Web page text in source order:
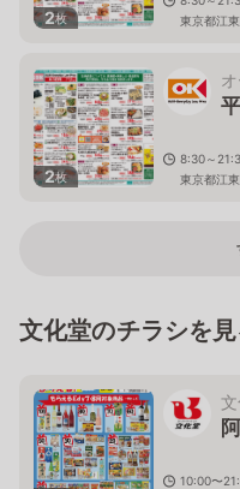
2枚
東京都江
2枚
8:30～
東京都江
文化堂のチラシを見
10:00〜